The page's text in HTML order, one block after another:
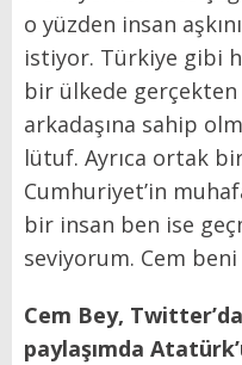
o yüzden insan
istiyor. Türkiye gibi
bir ülkede
arkadaşına sahip
lütuf. Ayrıca ortak
Cumhuriyet’in
bir insan ben ise
seviyorum. Cem
Cem Bey,
paylaşımda